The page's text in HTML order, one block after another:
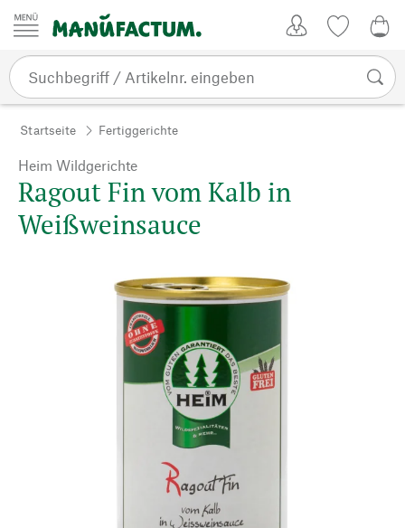
Zum Inhalt springen
Startseite Fertiggerichte
Heim Wildgerichte
Ragout Fin vom Kalb in
Weißweinsauce